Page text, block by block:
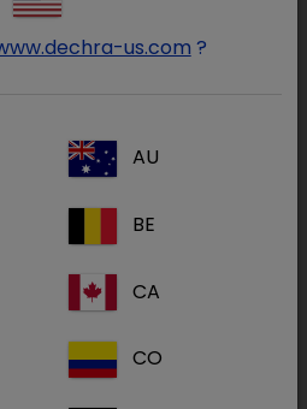
doença renal crónica
us.com ?
AU
BE
CA
CO